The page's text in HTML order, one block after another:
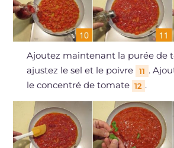
Ajoutez maintenant la purée de
ajustez le sel et le poivre
11 .
le concentré de tomate 12 .